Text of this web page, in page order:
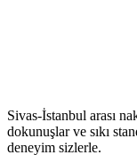
Sivas-İstanbul arası
dokunuşlar ve sıkı
deneyim sizlerle.